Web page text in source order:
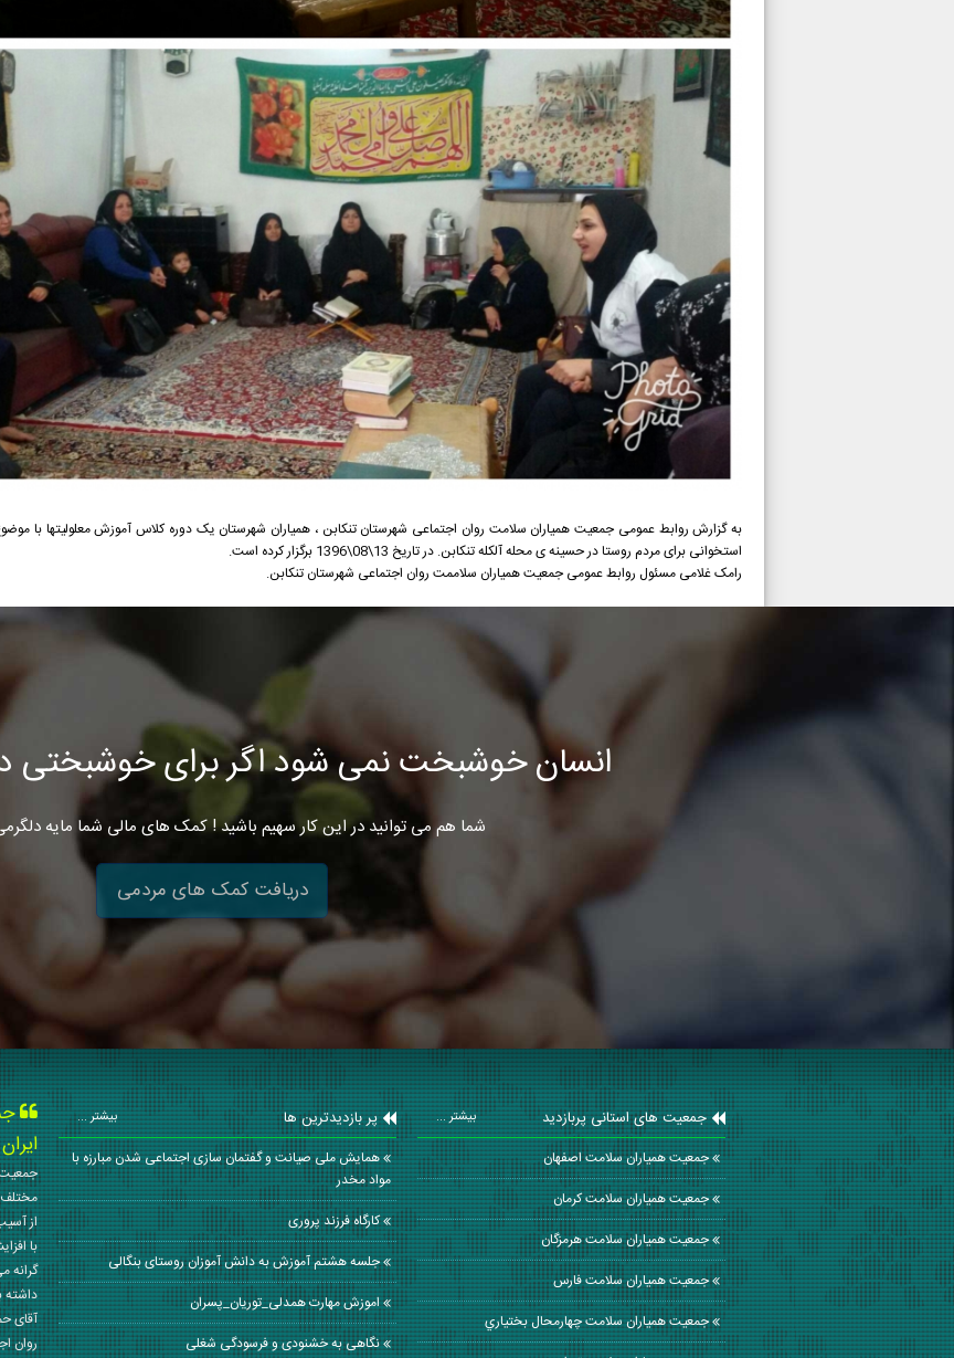
به گزارش روابط عمومی جمعیت همیاران سلامت روان اجتماعی شهرستان تنکابن ، همیاران شهرستان یک دوره کلاس آموزش معلولیتها با
استخوانی برای مردم روستا در حسینه ی محله آلکله تنکابن. در تاریخ 13\08\1396 برگزار کرده است.
رامک غلامی مسئول روابط عمومی جمعیت همیاران سلاممت روان اجتماعی شهرستان تنکابن.
انسان خوشبخت نمی شود اگر برای خوشبختی
شما هم می توانید در این کار سهیم باشید ! کمک های مالی شما مایه
دریافت کمک های مردمی
جمعیت های استانی پربازدید بیشتر ...
جمعیت همیاران سلامت اصفهان
جمعیت همیاران سلامت كرمان
جمعیت همیاران سلامت هرمزگان
جمعیت همیاران سلامت فارس
جمعیت همیاران سلامت چهارمحال بختياري
پر بازدیدترین ها بیشتر ...
همایش ملی صیانت و گفتمان سازی اجتماعی شدن مبارزه با
مواد مخدر
کارگاه فرزند پروری
جلسه هشتم آموزش به دانش آموزان روستای بنگالی
اموزش مهارت همدلی_توریان_پسران
نگاهی به خشنودی و فرسودگی شغلی
ایران
جمعیت
از
با
گرانه
آقای
روان